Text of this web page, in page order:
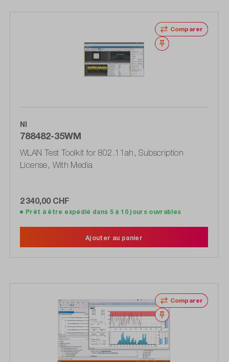
Comparer
Noter
NI
788482-35WM
WLAN Test Toolkit for 802.11ah, Subscription
License, With Media
2 340,00 CHF
Prêt à être expédié dans 5 à 10 jours ouvrables
Ajouter au panier
Comparer
Noter